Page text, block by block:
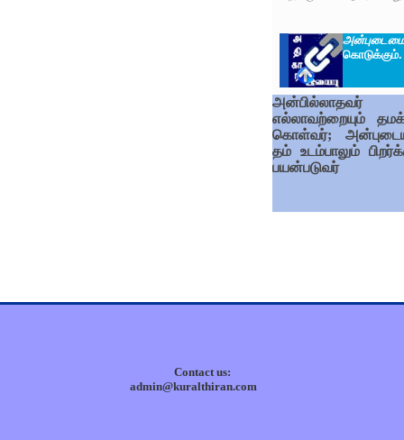
அன்புடைமை
கொடுக்கும்.
அன்பில்லாதவர்
எல்லாவற்றையும்
கொள்வர்;
தம் உடம்பாலும்
பயன்படுவர்
Contact us:
admin@kuralthiran.com